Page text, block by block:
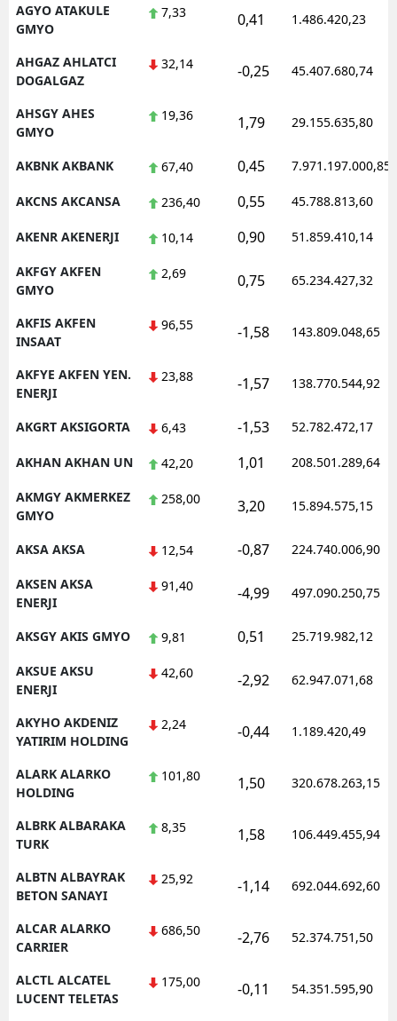
Kırklareli
Kütahya
Malatya
Manisa
Kahramanmaraş
Muş
Nevşehir
Niğde
Ordu
Sinop
Tokat
Uşak
AGYO ATAKULE
GMYO
7,33 0,41 1.486.420,23
AHGAZ AHLATCI
DOGALGAZ
32,14 -0,25 45.407.680,74
AHSGY AHES
GMYO
19,36 1,79 29.155.635,80
AKBNK AKBANK 67,40 0,45 7.971.197.000,85
AKCNS AKCANSA 236,40 0,55 45.788.813,60
AKENR AKENERJI 10,14 0,90 51.859.410,14
AKFGY AKFEN
GMYO
2,69 0,75 65.234.427,32
AKFIS AKFEN
INSAAT
96,55 -1,58 143.809.048,65
AKFYE AKFEN YEN.
ENERJI
23,88 -1,57 138.770.544,92
AKGRT AKSIGORTA 6,43 -1,53 52.782.472,17
AKHAN AKHAN UN 42,20 1,01 208.501.289,64
AKMGY AKMERKEZ
GMYO
258,00 3,20 15.894.575,15
AKSA AKSA 12,54 -0,87 224.740.006,90
AKSEN AKSA
ENERJI
91,40 -4,99 497.090.250,75
AKSGY AKIS GMYO 9,81 0,51 25.719.982,12
AKSUE AKSU
ENERJI
42,60 -2,92 62.947.071,68
AKYHO AKDENIZ
YATIRIM HOLDING
2,24 -0,44 1.189.420,49
ALARK ALARKO
HOLDING
101,80 1,50 320.678.263,15
ALBRK ALBARAKA
TURK
8,35 1,58 106.449.455,94
ALBTN ALBAYRAK
BETON SANAYI
25,92 -1,14 692.044.692,60
ALCAR ALARKO
CARRIER
686,50 -2,76 52.374.751,50
ALCTL ALCATEL
LUCENT TELETAS
175,00 -0,11 54.351.595,90